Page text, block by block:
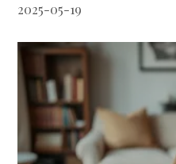
2025-05-19